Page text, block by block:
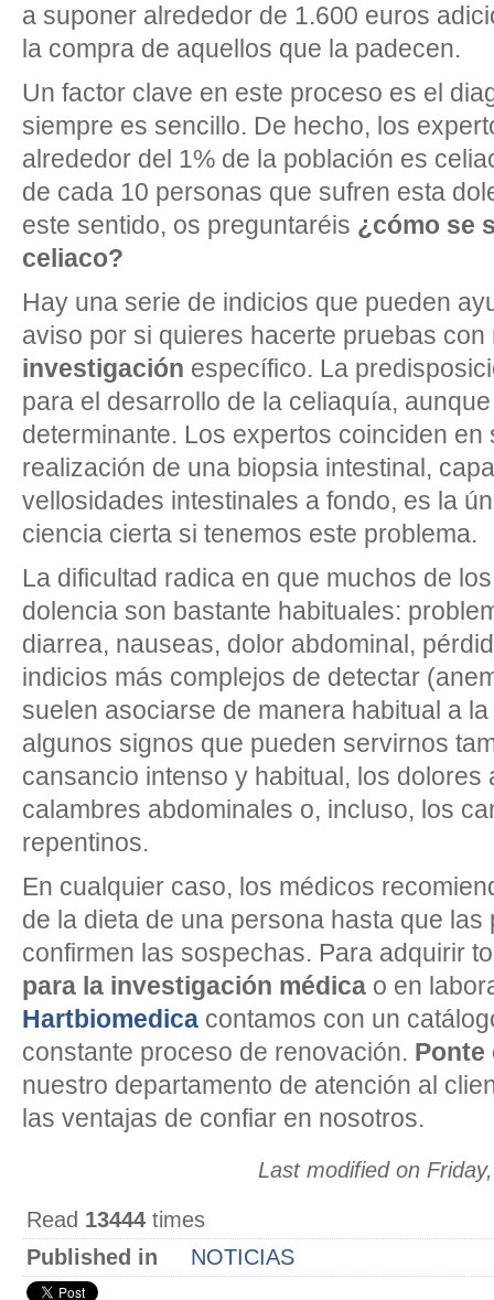
a suponer alrededor de 1.600 euros
la compra de aquellos que la padecen.
Un factor clave en este proceso es el
siempre es sencillo. De hecho, los
alrededor del 1% de la población es
de cada 10 personas que sufren esta
este sentido, os preguntaréis ¿cómo se
celiaco?
Hay una serie de indicios que pueden
aviso por si quieres hacerte pruebas con
investigación específico. La
para el desarrollo de la celiaquía,
determinante. Los expertos coinciden en
realización de una biopsia intestinal,
vellosidades intestinales a fondo, es la
ciencia cierta si tenemos este problema.
La dificultad radica en que muchos de
dolencia son bastante habituales:
diarrea, nauseas, dolor abdominal,
indicios más complejos de detectar
suelen asociarse de manera habitual a
algunos signos que pueden servirnos
cansancio intenso y habitual, los dolores
calambres abdominales o, incluso, los
repentinos.
En cualquier caso, los médicos
de la dieta de una persona hasta que
confirmen las sospechas. Para adquirir
para la investigación médica o en
Hartbiomedica contamos con un
constante proceso de renovación. Ponte
nuestro departamento de atención al
las ventajas de confiar en nosotros.
Last modified on
Read 13444 times
Published in
NOTICIAS